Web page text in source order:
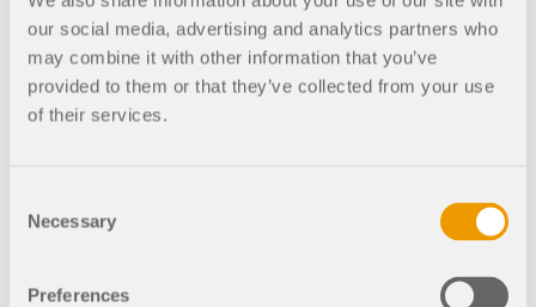
our social media, advertising and analytics partners who
may combine it with other information that you’ve
provided to them or that they’ve collected from your use
of their services.
Selection
Necessary
Preferences
jardines chinos para
construir un parque deportivo
animado y de acceso
público. La cubierta del
estadio es actualmente la